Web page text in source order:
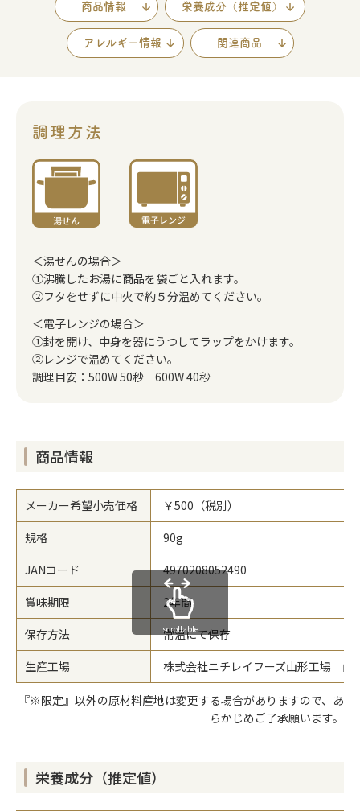
商品情報 栄養成分（推定値）
アレルギー情報 関連商品
調理方法
＜湯せんの場合＞
①沸騰したお湯に商品を袋ごと入れます。
②フタをせずに中火で約５分温めてください。
＜電子レンジの場合＞
①封を開け、中身を器にうつしてラップをかけます。
②レンジで温めてください。
調理目安：500W 50秒 600W 40秒
商品情報
メーカー希望小売価格
￥500（税別）
規格
90g
JANコード
4970208052490
賞味期限
2年間
保存方法
常温にて保存
生産工場
株式会社ニチレイフーズ山形工場 山
scrollable
『※限定』以外の原材料産地は変更する場合がありますので、あ
らかじめご了承願います。
栄養成分（推定値）